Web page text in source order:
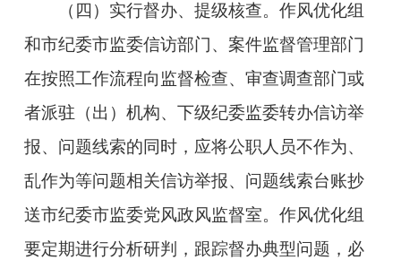
（四）实行督办、提级核查。作风优化组
和市纪委市监委信访部门、案件监督管理部门
在按照工作流程向监督检查、审查调查部门或
者派驻（出）机构、下级纪委监委转办信访举
报、问题线索的同时，应将公职人员不作为、
乱作为等问题相关信访举报、问题线索台账抄
送市纪委市监委党风政风监督室。作风优化组
要定期进行分析研判，跟踪督办典型问题，必